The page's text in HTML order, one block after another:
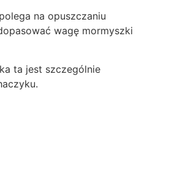
na opuszczaniu
wagę mormyszki
ta jest szczególnie